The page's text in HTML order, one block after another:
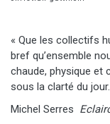
« Que les collectifs
bref qu’ensemble
chaude, physique et
sous la clarté du
Michel Serres